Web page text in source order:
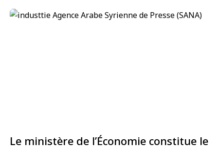
Le ministère de l’Économie constitue le